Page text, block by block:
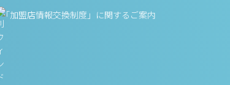
「加盟店情報交換制度」に関するご案内